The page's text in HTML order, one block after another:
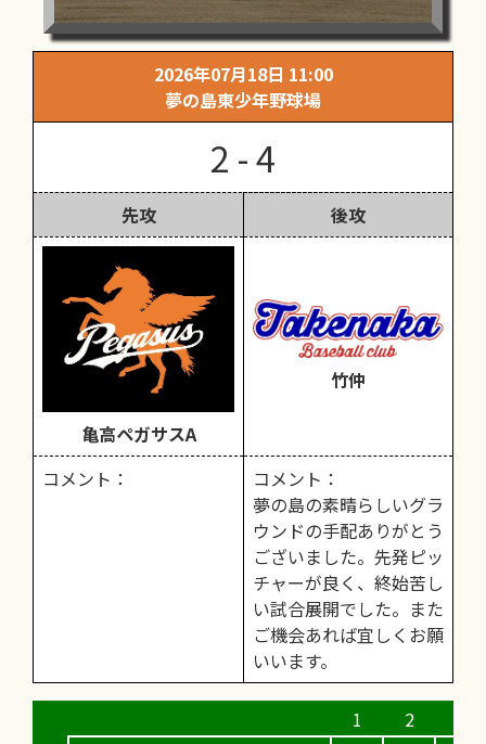
2026年07月18日 11:00
夢の島東少年野球場
2 - 4
先攻 後攻
亀高ペガサスA
竹仲
コメント：
コメント：
夢の島の素晴らしいグラ
ウンドの手配ありがとう
ございました。先発ピッ
チャーが良く、終始苦し
い試合展開でした。また
ご機会あれば宜しくお願
いいます。